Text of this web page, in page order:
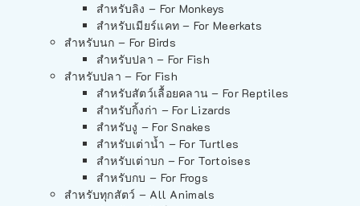
สำหรับลิง – For Monkeys
สำหรับเมียร์แคท – For Meerkats
สำหรับนก – For Birds
สำหรับปลา – For Fish
สำหรับปลา – For Fish
สำหรับสัตว์เลื้อยคลาน – For Reptiles
สำหรับกิ้งก่า – For Lizards
สำหรับงู – For Snakes
สำหรับเต่าน้ำ – For Turtles
สำหรับเต่าบก – For Tortoises
สำหรับกบ – For Frogs
สำหรับทุกสัตว์ – All Animals